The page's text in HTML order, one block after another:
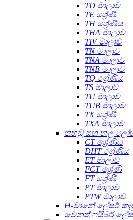
TD මාලාව
TE ශ්‍රේණි
TH ශ්‍රේණිය
THA මාලාව
TIV මාලාව
TN මාලාව
TNA මාලාව
TNB මාලාව
TQ ශ්‍රේණිය
TS මාලාව
TU මාලාව
TUB මාලාව
TX ශ්‍රේණි
TXA මාලාව
තහඩු සහ නල ලෝහ
CT ශ්‍රේණිය
DHT ශ්‍රේණිය
ET මාලාව
FCT ශ්‍රේණි
FT ශ්‍රේණි
PT මාලාව
PTW මාලාව
H-වානේ ලේසර්
වෙනත් ෆයිබර්